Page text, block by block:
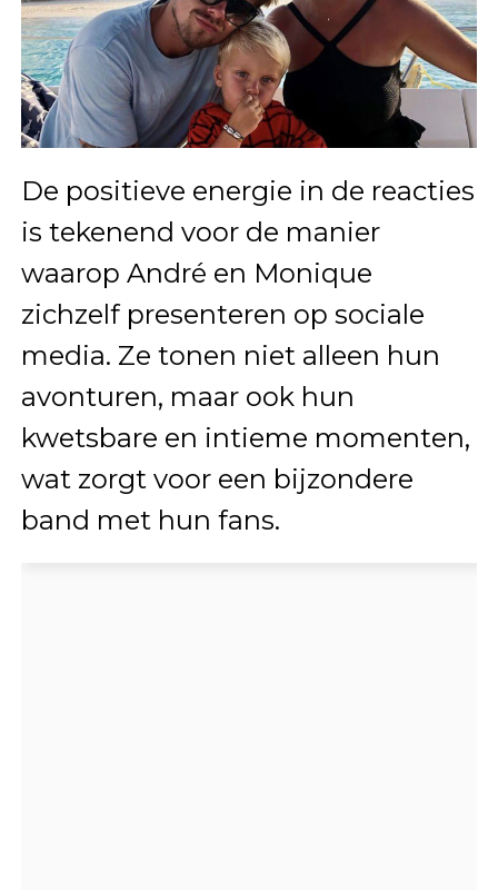
De positieve energie in de reacties
is tekenend voor de manier
waarop André en Monique
zichzelf presenteren op sociale
media. Ze tonen niet alleen hun
avonturen, maar ook hun
kwetsbare en intieme momenten,
wat zorgt voor een bijzondere
band met hun fans.